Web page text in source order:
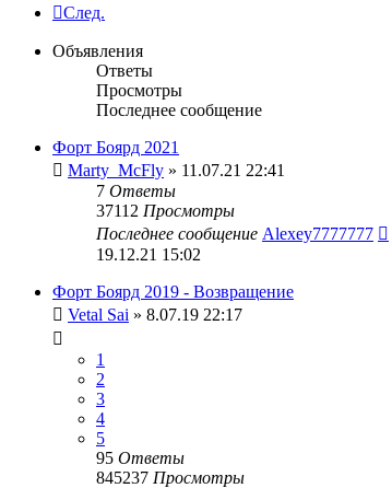
След.
Объявления
Ответы
Просмотры
Последнее сообщение
Форт Боярд 2021
Marty_McFly » 11.07.21 22:41
7 Ответы
37112 Просмотры
Последнее сообщение Alexey7777777
19.12.21 15:02
Форт Боярд 2019 - Возвращение
Vetal Sai » 8.07.19 22:17
1
2
3
4
5
95 Ответы
845237 Просмотры